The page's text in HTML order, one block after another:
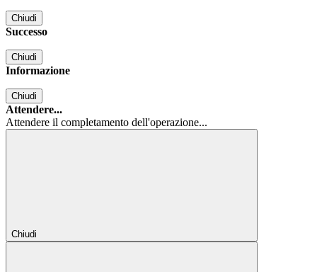
Chiudi
Successo
Chiudi
Informazione
Chiudi
Attendere...
Attendere il completamento dell'operazione...
Chiudi